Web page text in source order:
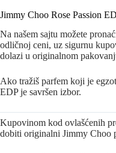
Jimmy Choo Rose Passion
Na našem sajtu možete
odličnoj ceni, uz sigurnu
dolazi u originalnom
Ako tražiš parfem koji je
EDP je savršen izbor.
Kupovinom kod ovlašćenih
dobiti originalni Jimmy Choo